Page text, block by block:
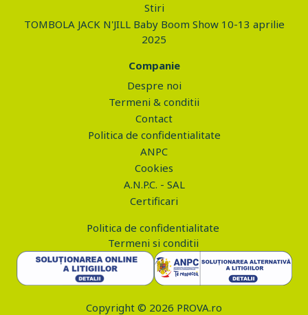
Stiri
TOMBOLA JACK N'JILL Baby Boom Show 10-13 aprilie
2025
Companie
Despre noi
Termeni & conditii
Contact
Politica de confidentialitate
ANPC
Cookies
A.N.P.C. - SAL
Certificari
Politica de confidentialitate
Termeni si conditii
Copyright © 2026 PROVA.ro